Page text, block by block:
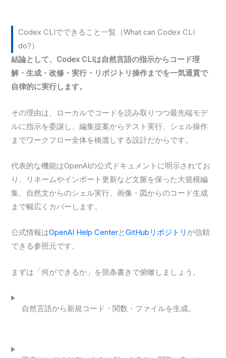
Codex CLIでできること一覧（What can Codex CLI
do?）
結論として、Codex CLIは自然言語の指示からコード理
解・生成・改修・実行・リポジトリ操作までを一気通貫で
自律的に実行します。
その理由は、ローカルでコードを読み取りつつ最先端モデ
ルに指示を委譲し、編集提案からテスト実行、シェル操作
までワークフロー全体を橋渡しする設計だからです。
代表的な機能はOpenAIの公式ドキュメントに明示されてお
り、リネームやインポート更新など文脈を保った大規模編
集、自然文からのシェル実行、画像・図からのコード生成
まで幅広くカバーします。
公式情報はOpenAI Help CenterとGitHubリポジトリ が信頼
できる参照元です。
まずは「何ができるか」を箇条書きで俯瞰しましょう。
自然言語から新規コード・関数・ファイルを生成。